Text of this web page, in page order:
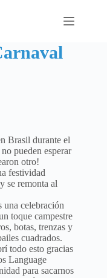
Brasil durante el
pueden esperar
otro!
festividad
se remonta al
una celebración
toque campestre
botas, trenzas y
cuadrados.
todo esto gracias
Language
para sacarnos